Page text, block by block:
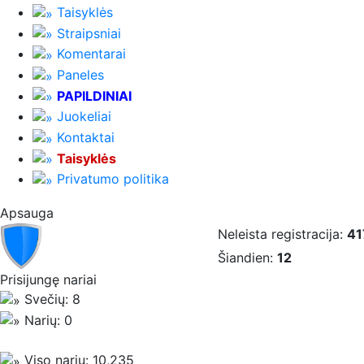
Taisyklės
Straipsniai
Komentarai
Paneles
PAPILDINIAI
Juokeliai
Kontaktai
Taisyklės
Privatumo politika
Apsauga
Neleista registracija:
Šiandien: 12
Prisijungę nariai
Svečių: 8
Narių: 0
Viso narių: 10,235